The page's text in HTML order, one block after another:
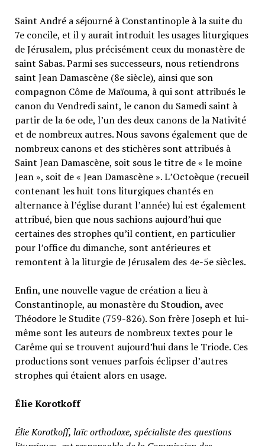
Saint André a séjourné à Constantinople à la suite du
7e concile, et il y aurait introduit les usages liturgiques
de Jérusalem, plus précisément ceux du monastère de
saint Sabas. Parmi ses successeurs, nous retiendrons
saint Jean Damascène (8e siècle), ainsi que son
compagnon Côme de Maïouma, à qui sont attribués le
canon du Vendredi saint, le canon du Samedi saint à
partir de la 6e ode, l’un des deux canons de la Nativité
et de nombreux autres. Nous savons également que de
nombreux canons et des stichères sont attribués à
Saint Jean Damascène, soit sous le titre de « le moine
Jean », soit de « Jean Damascène ». LʼOctoèque (recueil
contenant les huit tons liturgiques chantés en
alternance à l’église durant l’année) lui est également
attribué, bien que nous sachions aujourd’hui que
certaines des strophes qu’il contient, en particulier
pour l’office du dimanche, sont antérieures et
remontent à la liturgie de Jérusalem des 4e-5e siècles.
Enfin, une nouvelle vague de création a lieu à
Constantinople, au monastère du Stoudion, avec
Théodore le Studite (759-826). Son frère Joseph et lui-
même sont les auteurs de nombreux textes pour le
Carême qui se trouvent aujourd’hui dans le Triode. Ces
productions sont venues parfois éclipser dʼautres
strophes qui étaient alors en usage.
Élie Korotkoff
Élie Korotkoff, laïc orthodoxe, spécialiste des questions